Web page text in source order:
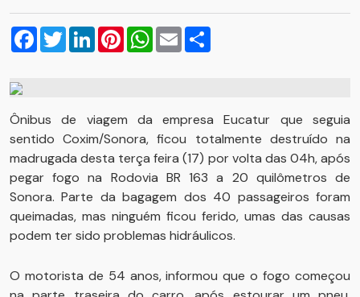
Facebook
TwitterLinkedInPinterestWhatsApp
Email
Ônibus de viagem da empresa Eucatur que seguia
sentido Coxim/Sonora, ficou totalmente destruído na
madrugada desta terça feira (17) por volta das 04h, após
pegar fogo na Rodovia BR 163 a 20 quilômetros de
Sonora. Parte da bagagem dos 40 passageiros foram
queimadas, mas ninguém ficou ferido, umas das causas
podem ter sido problemas hidráulicos.
O motorista de 54 anos, informou que o fogo começou